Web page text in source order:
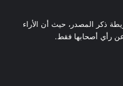
ذكر المصدر، حيث أن الأراء
عن رأي أصحابها فقط.